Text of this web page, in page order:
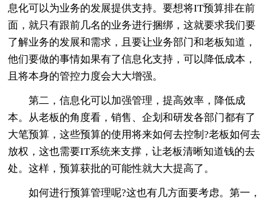
息化可以为业务的发展提供支持。要想将IT预算排在前
面，就只有跟前几名的业务进行捆绑，这就要求我们要
了解业务的发展和需求，且要让业务部门和老板知道，
他们要做的事情如果有了信息化支持，可以降低成本，
且将本身的管控力度会大大增强。
第二，信息化可以加强管理，提高效率，降低成
本。从老板的角度看，销售、企划和研发各部门都有了
大笔预算，这些预算的使用将来如何去控制?老板如何去
放权，这也需要IT系统来支撑，让老板清晰知道钱的去
处。这样，预算获批的可能性就大大提高了。
如何进行预算管理呢?这也有几方面要考虑。第一，